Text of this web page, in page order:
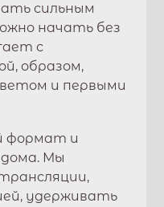
сильным
начать без
с
образом,
и первыми
формат и
Мы
удерживать